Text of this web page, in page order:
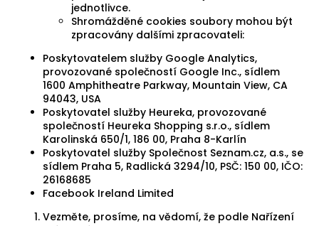
jednotlivce.
Shromážděné cookies soubory mohou být
zpracovány dalšími zpracovateli:
Poskytovatelem služby Google Analytics,
provozované společností Google Inc., sídlem
1600 Amphitheatre Parkway, Mountain View, CA
94043, USA
Poskytovatel služby Heureka, provozované
společností Heureka Shopping s.r.o., sídlem
Karolinská 650/1, 186 00, Praha 8-Karlín
Poskytovatel služby Společnost Seznam.cz, a.s., se
sídlem Praha 5, Radlická 3294/10, PSČ: 150 00, IČO:
26168685
Facebook Ireland Limited
Vezměte, prosíme, na vědomí, že podle Nařízení